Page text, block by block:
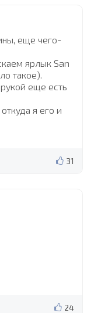
еще чего-
ярлык San
такое).
еще есть
я его и
31
24